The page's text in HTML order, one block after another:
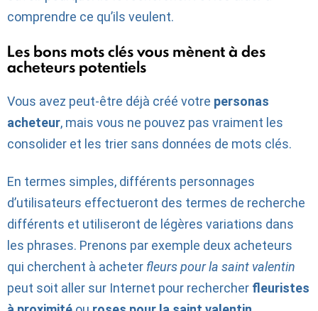
comprendre ce qu’ils veulent.
Les bons mots clés vous mènent à des
acheteurs potentiels
Vous avez peut-être déjà créé votre personas
acheteur, mais vous ne pouvez pas vraiment les
consolider et les trier sans données de mots clés.
En termes simples, différents personnages
d’utilisateurs effectueront des termes de recherche
différents et utiliseront de légères variations dans
les phrases. Prenons par exemple deux acheteurs
qui cherchent à acheter fleurs pour la saint valentin
peut soit aller sur Internet pour rechercher fleuristes